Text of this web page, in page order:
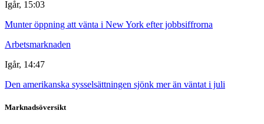
Igår, 15:03
Munter öppning att vänta i New York efter jobbsiffrorna
Arbetsmarknaden
Igår, 14:47
Den amerikanska sysselsättningen sjönk mer än väntat i juli
Marknadsöversikt